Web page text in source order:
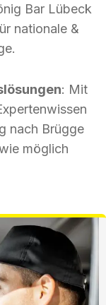
Bar Lübeck
nationale &
: Mit
nach Brügge
möglich